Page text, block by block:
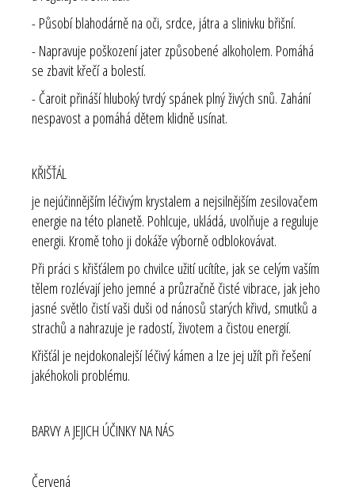
- Působí blahodárně na oči, srdce, játra a slinivku břišní.
- Napravuje poškození jater způsobené alkoholem. Pomáhá
se zbavit křečí a bolestí.
- Čaroit přináší hluboký tvrdý spánek plný živých snů. Zahání
nespavost a pomáhá dětem klidně usínat.
KŘIŠŤÁL
je nejúčinnějším léčivým krystalem a nejsilnějším zesilovačem
energie na této planetě. Pohlcuje, ukládá, uvolňuje a reguluje
energii. Kromě toho ji dokáže výborně odblokovávat.
Při práci s křišťálem po chvilce užití ucítíte, jak se celým vaším
tělem rozlévají jeho jemné a průzračně čisté vibrace, jak jeho
jasné světlo čistí vaši duši od nánosů starých křivd, smutků a
strachů a nahrazuje je radostí, životem a čistou energií.
Křišťál je nejdokonalejší léčivý kámen a lze jej užít při řešení
jakéhokoli problému.
BARVY A JEJICH ÚČINKY NA NÁS
Červená